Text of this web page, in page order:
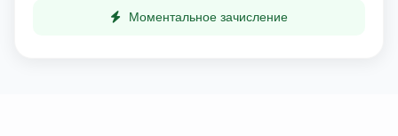
Моментальное зачисление